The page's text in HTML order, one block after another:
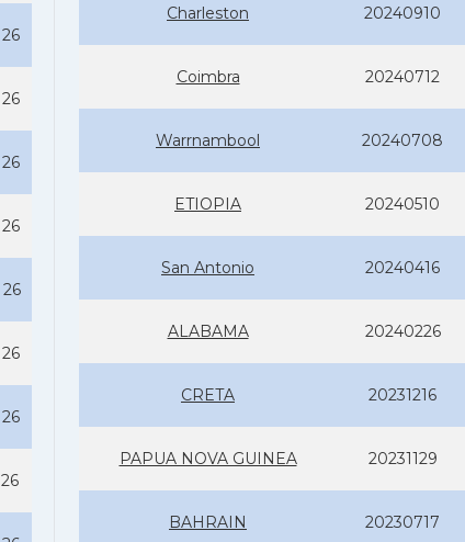
Charleston 20240910
Coimbra 20240712
Warrnambool 20240708
ETIOPIA 20240510
San Antonio 20240416
ALABAMA 20240226
CRETA 20231216
PAPUA NOVA GUINEA 20231129
BAHRAIN 20230717